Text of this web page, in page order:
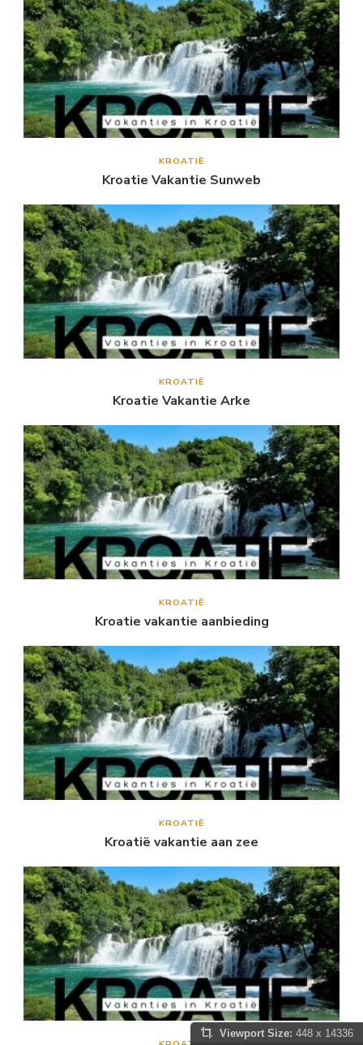
KROATIË
Kroatie Vakantie Sunweb
KROATIË
Kroatie Vakantie Arke
KROATIË
Kroatie vakantie aanbieding
KROATIË
Kroatië vakantie aan zee
Viewport Size: 448 x 14336